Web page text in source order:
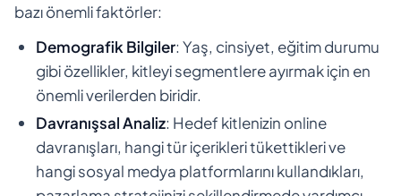
bazı önemli faktörler:
Demografik Bilgiler: Yaş, cinsiyet, eğitim durumu
gibi özellikler, kitleyi segmentlere ayırmak için en
önemli verilerden biridir.
Davranışsal Analiz: Hedef kitlenizin online
davranışları, hangi tür içerikleri tükettikleri ve
hangi sosyal medya platformlarını kullandıkları,